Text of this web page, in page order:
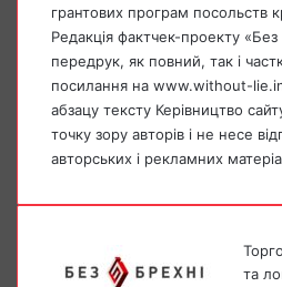
грантових програм посольств
Редакція фактчек-проекту «Без
передрук, як повний, так і
посилання на www.without-
абзацу тексту Керівництво
точку зору авторів і не несе
авторських і рекламних
та